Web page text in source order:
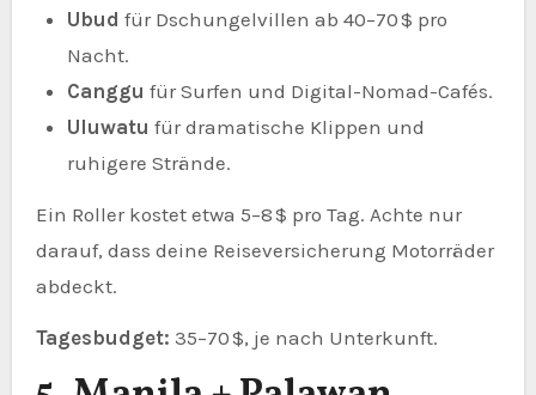
Ubud für Dschungelvillen ab 40–70 $ pro
Nacht.
Canggu für Surfen und Digital-Nomad-Cafés.
Uluwatu für dramatische Klippen und
ruhigere Strände.
Ein Roller kostet etwa 5–8 $ pro Tag. Achte nur
darauf, dass deine Reiseversicherung Motorräder
abdeckt.
Tagesbudget: 35–70 $, je nach Unterkunft.